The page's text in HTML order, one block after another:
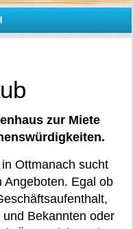
zur Miete
Ottmanach sucht
Angeboten. Egal ob
Bekannten oder